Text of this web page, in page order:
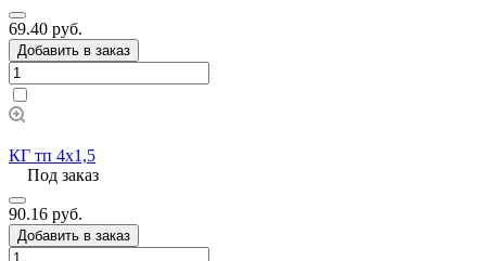
69.40 руб.
Добавить в заказ
КГ тп 4х1,5
Под заказ
90.16 руб.
Добавить в заказ